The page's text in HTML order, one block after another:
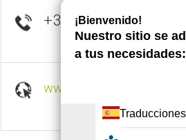
+33 4 66 45 66
www.fedou.com